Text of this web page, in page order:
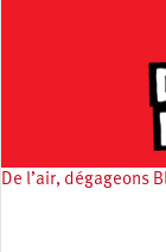
De l’air, dégageons